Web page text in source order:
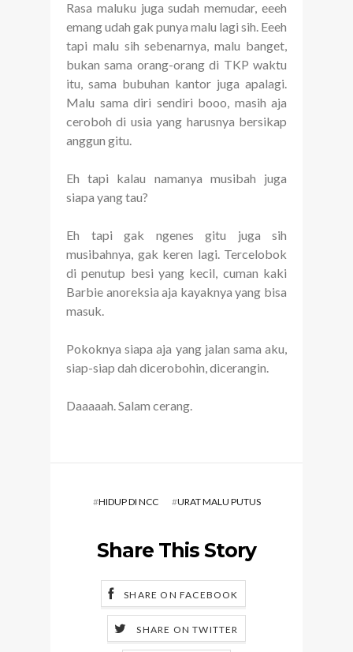
Rasa maluku juga sudah memudar, eeeh
emang udah gak punya malu lagi sih. Eeeh
tapi malu sih sebenarnya, malu banget,
bukan sama orang-orang di TKP waktu
itu, sama bubuhan kantor juga apalagi.
Malu sama diri sendiri booo, masih aja
ceroboh di usia yang harusnya bersikap
anggun gitu.
Eh tapi kalau namanya musibah juga
siapa yang tau?
Eh tapi gak ngenes gitu juga sih
musibahnya, gak keren lagi. Tercelobok
di penutup besi yang kecil, cuman kaki
Barbie anoreksia aja kayaknya yang bisa
masuk.
Pokoknya siapa aja yang jalan sama aku,
siap-siap dah dicerobohin, dicerangin.
Daaaaah. Salam cerang.
#HIDUP DI NCC #URAT MALU PUTUS
Share This Story
SHARE ON FACEBOOK
SHARE ON TWITTER